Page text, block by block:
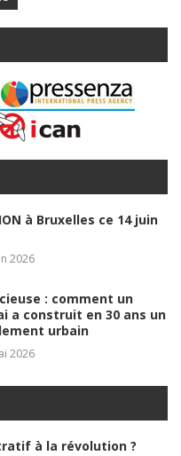
à Bruxelles ce 14 juin
2026
: comment un
a construit en 30 ans un
urbain
2026
à la révolution ?